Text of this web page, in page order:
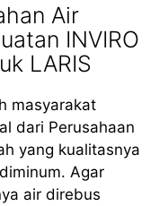
Air
INVIRO
LARIS
masyarakat
dari Perusahaan
yang kualitasnya
Agar
air direbus